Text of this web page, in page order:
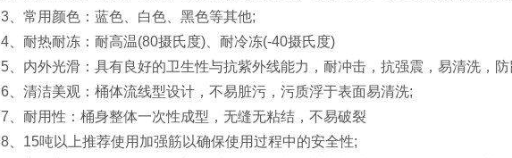
3、常用颜色：蓝色、白色、黑色等其他;
4、耐热耐冻：耐高温(80摄氏度)、耐冷冻(-40摄氏度)
5、内外光滑：具有良好的卫生性与抗紫外线能力，耐冲击，抗强震，易清洗，
6、清洁美观：桶体流线型设计，不易脏污，污质浮于表面易清洗;
7、耐用性：桶身整体一次性成型，无缝无粘结，不易破裂
8、15吨以上推荐使用加强筋以确保使用过程中的安全性;